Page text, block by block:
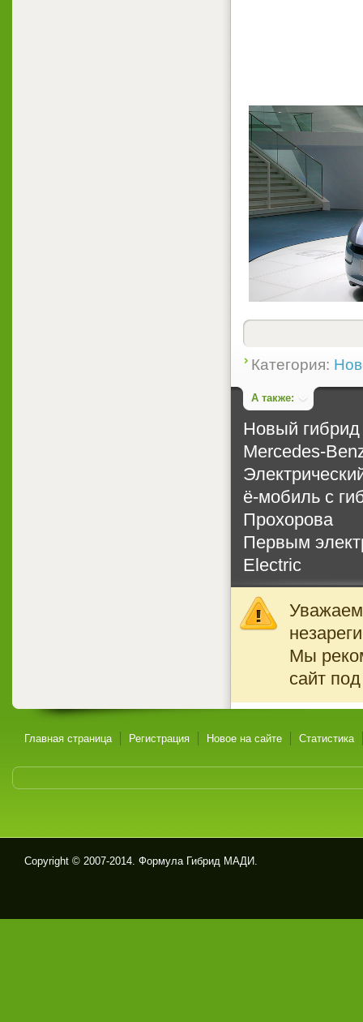
Категория:
А также:
Новый
Mercedes-
ё-мобиль с
Прохорова
Первым
Electric
Мы
сайт
Главная страница Регистрация Новое на сайте Статистика
Copyright © 2007-2014. Формула Гибрид МАДИ.